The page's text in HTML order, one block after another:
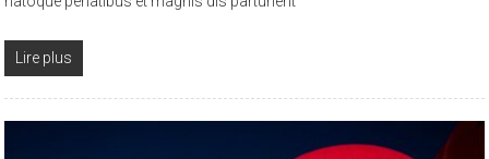
Lire plus